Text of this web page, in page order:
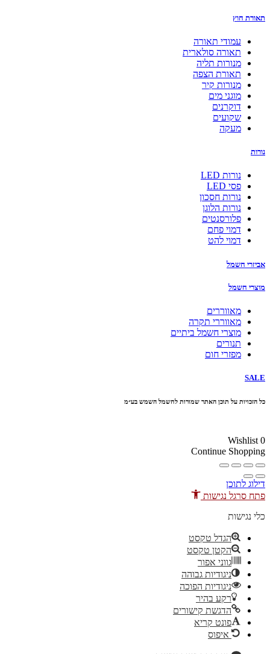
תאורת חוץ
עמודי תאורה
תאורה סולארית
מנורות תליה
תאורת הצפה
מנורות קיר
מוגני מים
דוקרנים
שקועים
מעקה
נורות
נורות LED
פסי LED
נורות חסכון
נורות הלוגן
פלורסנטים
דמוי פחם
דמוי להט
אביזרי חשמל
מוצרי חשמל
מאווררים
מאווררי תקרה
מוצרי חשמל ביתיים
תנורים
מפזרי חום
SALE
כל הזכויות על תוכן האתר שמורות לחשמל השמש בע״מ
Wishlist 0
Continue Shopping
דילוג לתוכן
פתח סרגל נגישות
כלי נגישות
הגדל טקסט
הקטן טקסט
גווני אפור
ניגודיות גבוהה
ניגודיות הפוכה
רקע בהיר
הדגשת קישורים
פונט קריא
איפוס